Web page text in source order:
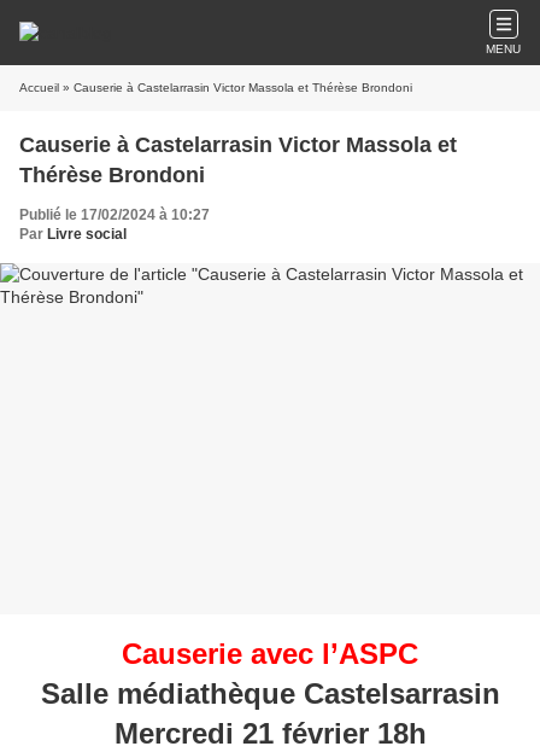
MENU
Accueil » Causerie à Castelarrasin Victor Massola et Thérèse Brondoni
Causerie à Castelarrasin Victor Massola et
Thérèse Brondoni
Publié le 17/02/2024 à 10:27
Par Livre social
Causerie avec l’ASPC
Salle médiathèque Castelsarrasin
Mercredi 21 février 18h